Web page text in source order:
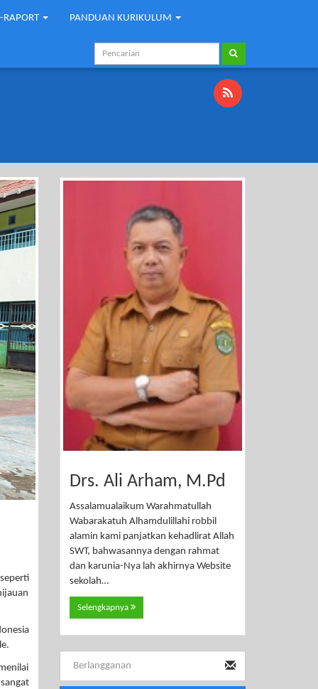
RAPORT PANDUAN KURIKULUM
Drs. Ali Arham, M.Pd
Assalamualaikum Warahmatullah
Wabarakatuh Alhamdulillahi robbil
alamin kami panjatkan kehadlirat Allah
SWT, bahwasannya dengan rahmat
dan karunia-Nya lah akhirnya Website
sekolah…
Selengkapnya